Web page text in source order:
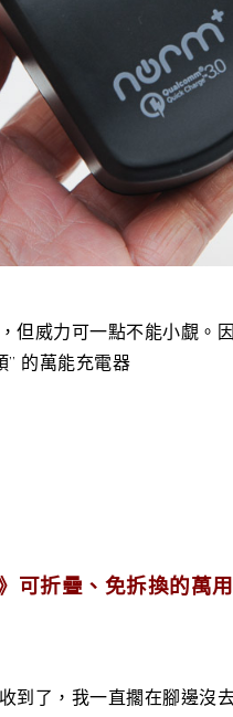
但威力可一點不能小覷。
” 的萬能充電器
可折疊、免拆換的萬
到了，我一直擱在腳邊沒